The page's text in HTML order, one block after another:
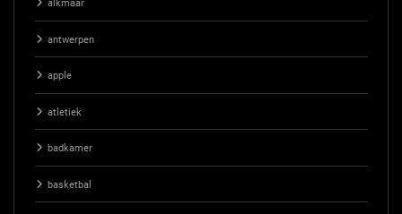
alkmaar
antwerpen
apple
atletiek
badkamer
basketbal